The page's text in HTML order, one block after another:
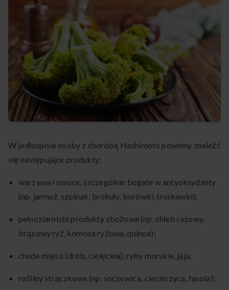
W jadłospisie osoby z chorobą Hashimoto powinny znaleźć
się następujące produkty:
warzywa i owoce, szczególnie bogate w antyoksydanty
(np. jarmuż, szpinak, brokuły, borówki, truskawki);
pełnoziarniste produkty zbożowe (np. chleb razowy,
brązowy ryż, komosa ryżowa, quinoa);
chude mięso (drób, cielęcina), ryby morskie, jaja;
rośliny strączkowe (np. soczewica, ciecierzyca, fasola);